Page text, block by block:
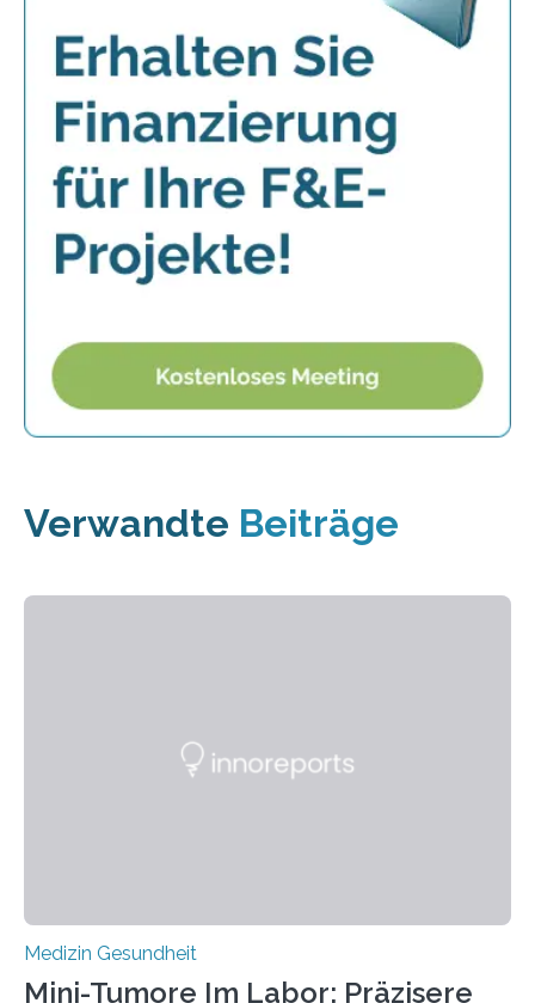
Verwandte Beiträge
Medizin Gesundheit
Mini-Tumore Im Labor: Präzisere